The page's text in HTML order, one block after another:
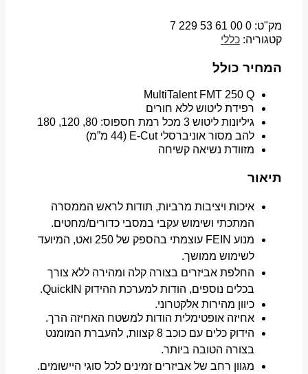
מק"ט: 0 00 61 53 229 7
קטגוריה: כללי
המחיר כולל
MultiTalent FMT 250 Q
רפידת ליטוש ללא חורים
גיליונות ליטוש 3 מכל רמת חספוס: 80, 120, 180
להב מסור אוניברסלי E-Cut ‏(44 מ”מ)
מזוודת נשיאה קשיחה
תיאור
איכות ויציבות מרביות, תודות לראש הממסרה
המתכתי ושימוש עקבי במסבי כדורים/מחטים.
מנוע FEIN עוצמתי בהספק של 250 ואט, המיועד
לשימוש ממושך.
החלפת אביזרים בצורה קלה ומהירה ללא צורך
בכלים נוספים, הודות למערכת ההידוק QuickIN.
כיוון מהירות אלקטרוני.
אחיזה אופטימלית הודות למשטח האחיזה הרך.
הידוק כלים עם כוכב 8 קצוות, להעברת המומנט
בצורה הטובה ביותר.
מגוון רחב של אביזרים זמינים לכל סוגי היישומים.